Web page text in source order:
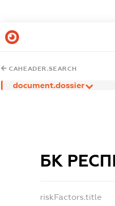
CAHEADER.SEARCH
document.dossier
БК
riskFactors.title